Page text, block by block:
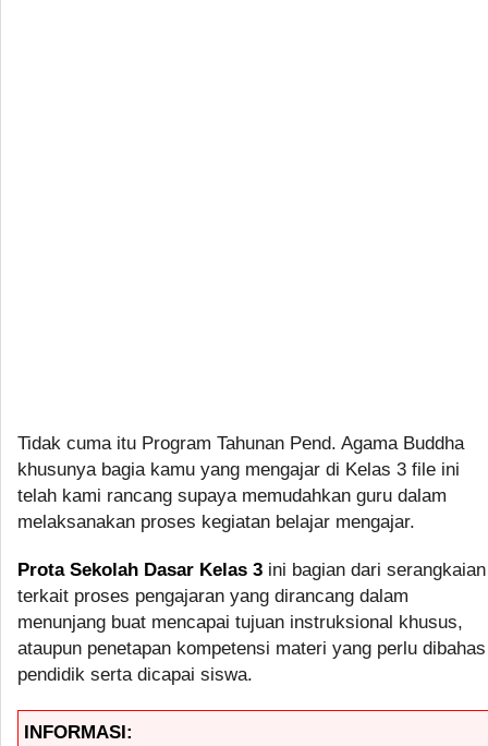
Tidak cuma itu Program Tahunan Pend. Agama Buddha
khusunya bagia kamu yang mengajar di Kelas 3 file ini
telah kami rancang supaya memudahkan guru dalam
melaksanakan proses kegiatan belajar mengajar.
Prota Sekolah Dasar Kelas 3 ini bagian dari serangkaian
terkait proses pengajaran yang dirancang dalam
menunjang buat mencapai tujuan instruksional khusus,
ataupun penetapan kompetensi materi yang perlu dibahas
pendidik serta dicapai siswa.
INFORMASI: